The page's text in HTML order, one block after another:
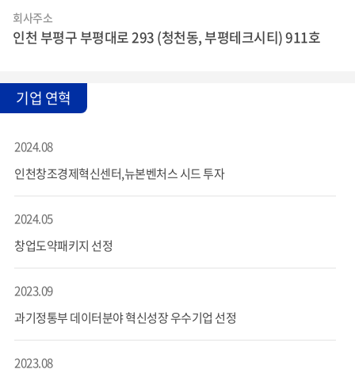
회사주소
인천 부평구 부평대로 293 (청천동, 부평테크시티) 911호
기업 연혁
2024.08
인천창조경제혁신센터,뉴본벤처스 시드 투자
2024.05
창업도약패키지 선정
2023.09
과기정통부 데이터분야 혁신성장 우수기업 선정
2023.08